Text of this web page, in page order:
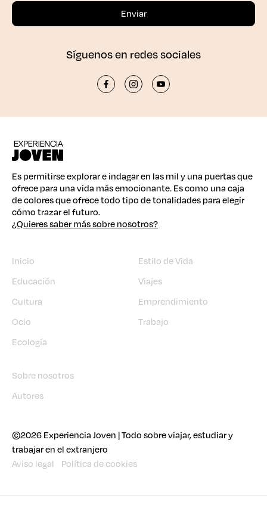
Síguenos en redes sociales
Es permitirse explorar e indagar en las mil y una puertas que
ofrece para una vida más emocionante. Es como una caja
de colores que ofrece todo tipo de tonalidades para elegir
cómo trazar el futuro.
¿Quieres saber más sobre nosotros?
Inicio
Educación
Cultura
Ocio
Ecología
Estilo de Vida
Viajes
Emprendimiento
Trabajo
Sobre nosotros
Autores
©2026 Experiencia Joven | Todo sobre viajar, estudiar y
trabajar en el extranjero
Aviso legal
Política de cookies